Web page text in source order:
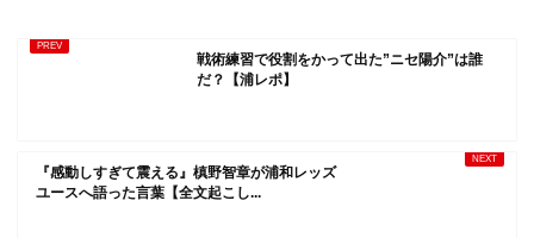
戦術練習で役割をかって出た”ニセ陽介”は誰
だ？【浦レポ】
『感動しすぎて震える』槙野智章が浦和レッズ
ユースへ語った言葉【全文起こし...